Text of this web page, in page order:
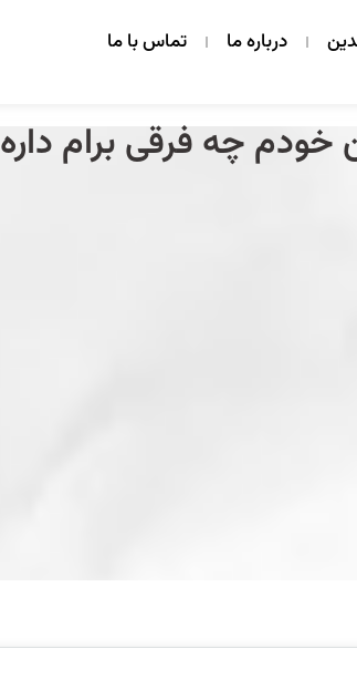
درباره ما تماس با ما
چه فرقی برام